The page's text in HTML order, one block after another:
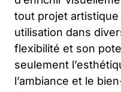
tout projet
utilisation dans
flexibilité et son
seulement
l’ambiance et le